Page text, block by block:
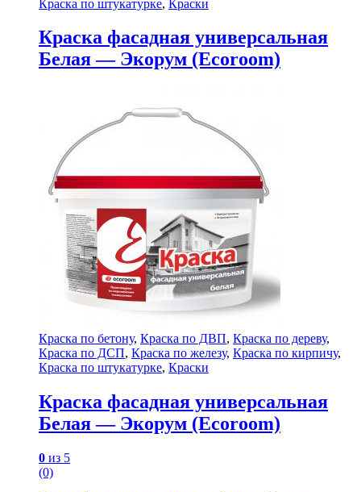
Краска по штукатурке, Краски
Краска фасадная универсальная
Белая — Экорум (Ecoroom)
Краска по бетону, Краска по ДВП, Краска по дереву,
Краска по ДСП, Краска по железу, Краска по кирпичу,
Краска по штукатурке, Краски
Краска фасадная универсальная
Белая — Экорум (Ecoroom)
0 из 5
(0)